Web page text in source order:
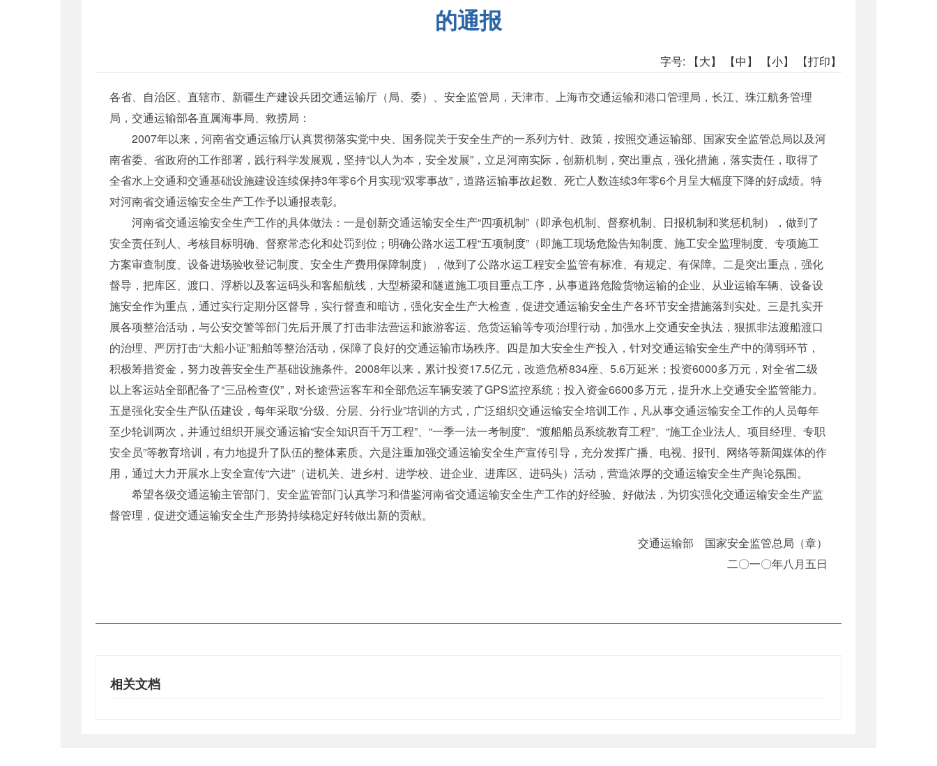
的通报
字号: 【大】 【中】 【小】 【打印】
各省、自治区、直辖市、新疆生产建设兵团交通运输厅（局、委）、安全监管局，天津市、上海市交通运输和港口管理局，长江、珠江航务管理
局，交通运输部各直属海事局、救捞局：
2007年以来，河南省交通运输厅认真贯彻落实党中央、国务院关于安全生产的一系列方针、政策，按照交通运输部、国家安全监管总局以及河
南省委、省政府的工作部署，践行科学发展观，坚持“以人为本，安全发展”，立足河南实际，创新机制，突出重点，强化措施，落实责任，取得了
全省水上交通和交通基础设施建设连续保持3年零6个月实现“双零事故”，道路运输事故起数、死亡人数连续3年零6个月呈大幅度下降的好成绩。特
对河南省交通运输安全生产工作予以通报表彰。
河南省交通运输安全生产工作的具体做法：一是创新交通运输安全生产“四项机制”（即承包机制、督察机制、日报机制和奖惩机制），做到了
安全责任到人、考核目标明确、督察常态化和处罚到位；明确公路水运工程“五项制度”（即施工现场危险告知制度、施工安全监理制度、专项施工
方案审查制度、设备进场验收登记制度、安全生产费用保障制度），做到了公路水运工程安全监管有标准、有规定、有保障。二是突出重点，强化
督导，把库区、渡口、浮桥以及客运码头和客船航线，大型桥梁和隧道施工项目重点工序，从事道路危险货物运输的企业、从业运输车辆、设备设
施安全作为重点，通过实行定期分区督导，实行督查和暗访，强化安全生产大检查，促进交通运输安全生产各环节安全措施落到实处。三是扎实开
展各项整治活动，与公安交警等部门先后开展了打击非法营运和旅游客运、危货运输等专项治理行动，加强水上交通安全执法，狠抓非法渡船渡口
的治理、严厉打击“大船小证”船舶等整治活动，保障了良好的交通运输市场秩序。四是加大安全生产投入，针对交通运输安全生产中的薄弱环节，
积极筹措资金，努力改善安全生产基础设施条件。2008年以来，累计投资17.5亿元，改造危桥834座、5.6万延米；投资6000多万元，对全省二级
以上客运站全部配备了“三品检查仪”，对长途营运客车和全部危运车辆安装了GPS监控系统；投入资金6600多万元，提升水上交通安全监管能力。
五是强化安全生产队伍建设，每年采取“分级、分层、分行业”培训的方式，广泛组织交通运输安全培训工作，凡从事交通运输安全工作的人员每年
至少轮训两次，并通过组织开展交通运输“安全知识百千万工程”、“一季一法一考制度”、“渡船船员系统教育工程”、“施工企业法人、项目经理、专职
安全员”等教育培训，有力地提升了队伍的整体素质。六是注重加强交通运输安全生产宣传引导，充分发挥广播、电视、报刊、网络等新闻媒体的作
用，通过大力开展水上安全宣传“六进”（进机关、进乡村、进学校、进企业、进库区、进码头）活动，营造浓厚的交通运输安全生产舆论氛围。
希望各级交通运输主管部门、安全监管部门认真学习和借鉴河南省交通运输安全生产工作的好经验、好做法，为切实强化交通运输安全生产监
督管理，促进交通运输安全生产形势持续稳定好转做出新的贡献。
交通运输部 国家安全监管总局（章）
二〇一〇年八月五日
相关文档